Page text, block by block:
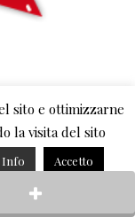
sito e ottimizzarne
la visita del sito
Info Accetto